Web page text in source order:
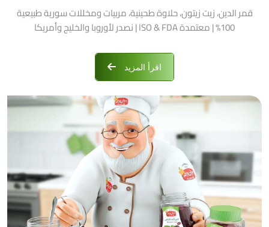
قمر الدين، زيت زيتون، حلاوة طحينية، مربيات ومخللات سورية طبيعية
100% | معتمدة ISO & FDA | نصدر لأوروبا والخليج وأمريكا
اقرأ المزيد